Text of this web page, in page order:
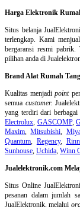
Harga Elektronik
Situs belanja
terlengkap. Kami
bergaransi resmi pabrik.
pilihan anda di
Brand Alat Rumah
Kualitas menjadipoint
semua customer.
yang terdiri dari berbagai
Electrolux, GASCOMP,
Maxim,Mitsubishi,
Quantum, Regency,
Sunhouse, Uchida, Winn
Jualelektronik.com
Situs Online
pesanan dalam jumlah
JualElektronik, melalui